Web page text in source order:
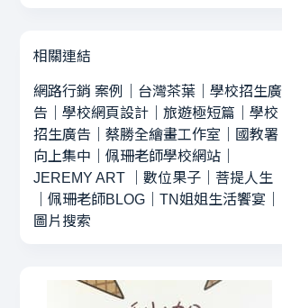
相關連結
網路行銷 案例 台灣茶葉｜ 學校招生廣
告
學校網頁設計｜ 旅遊極短篇
學校
招生廣告
蔡勝全繪畫工作室
國教署
向上集中
佩珊老師學校網站｜
JEREMY ART｜ 數位果子｜ 菩提人生
佩珊老師BLOG｜ TN姐姐生活饗宴
圖片搜索